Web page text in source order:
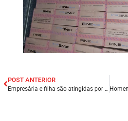
POST ANTERIOR
Empresária e filha são atingidas por golpe de faca durante tentativa de assalto no Centro de Teresina/PI.